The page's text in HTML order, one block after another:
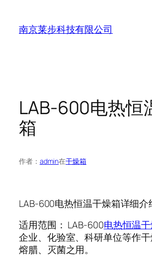
南京莱步科技有限公司
LAB-600电热恒
箱
作者： admin在干燥箱
LAB-600电热恒温干燥箱详细介
适用范围： LAB-600电热恒温
企业、化验室、科研单位等作干
熔腊、灭菌之用。